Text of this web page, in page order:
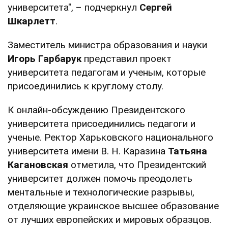
университета", – подчеркнул Сергей
Шкарлетт.
Заместитель министра образования и науки
Игорь Гарбарукпредставил проект
университета педагогам и ученым, которые
присоединились к круглому столу.
К онлайн-обсуждению Президентского
университета присоединились педагоги и
ученые. Ректор Харьковского национального
университета имени В. Н. Каразина Татьяна
Кагановская отметила, что Президентский
университет должен помочь преодолеть
ментальные и технологические разрывы,
отделяющие украинское высшее образование
от лучших европейских и мировых образцов.